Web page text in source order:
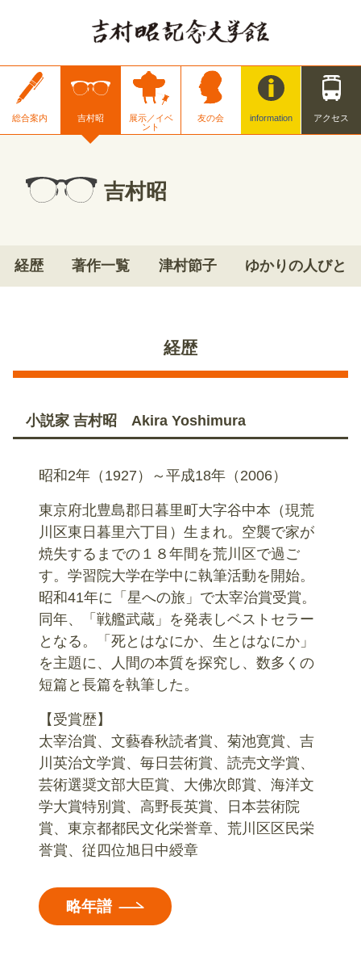
総合案内 吉村昭
展示／イベ
ント
友の会 information アクセス
吉村昭
経歴 著作一覧 津村節子 ゆかりの人びと
経歴
小説家 吉村昭 Akira Yoshimura
昭和2年（1927）～平成18年（2006）
東京府北豊島郡日暮里町大字谷中本（現荒
川区東日暮里六丁目）生まれ。空襲で家が
焼失するまでの１８年間を荒川区で過ご
す。学習院大学在学中に執筆活動を開始。
昭和41年に「星への旅」で太宰治賞受賞。
同年、「戦艦武蔵」を発表しベストセラー
となる。「死とはなにか、生とはなにか」
を主題に、人間の本質を探究し、数多くの
短篇と長篇を執筆した。
【受賞歴】
太宰治賞、文藝春秋読者賞、菊池寛賞、吉
川英治文学賞、毎日芸術賞、読売文学賞、
芸術選奨文部大臣賞、大佛次郎賞、海洋文
学大賞特別賞、高野長英賞、日本芸術院
賞、東京都都民文化栄誉章、荒川区区民栄
誉賞、従四位旭日中綬章
略年譜